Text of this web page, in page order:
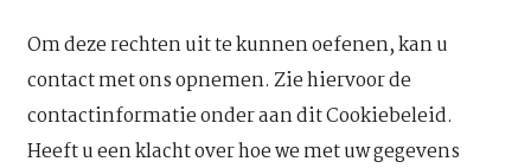
Om deze rechten uit te kunnen oefenen, kan u
contact met ons opnemen. Zie hiervoor de
contactinformatie onder aan dit Cookiebeleid.
Heeft u een klacht over hoe we met uw gegevens